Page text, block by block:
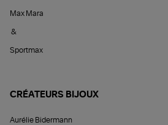
Max Mara
&
Sportmax
CRÉATEURS BIJOUX
Aurélie Bidermann